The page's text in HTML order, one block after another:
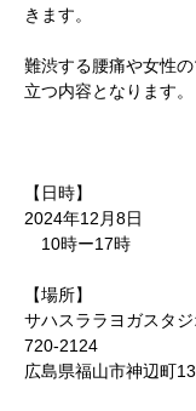
きます。
難渋する腰痛や女性
立つ内容となります。
【日時】
2024年12月8日
10時ー17時
【場所】
サハスララヨガスタジ
720-2124
広島県福山市神辺町